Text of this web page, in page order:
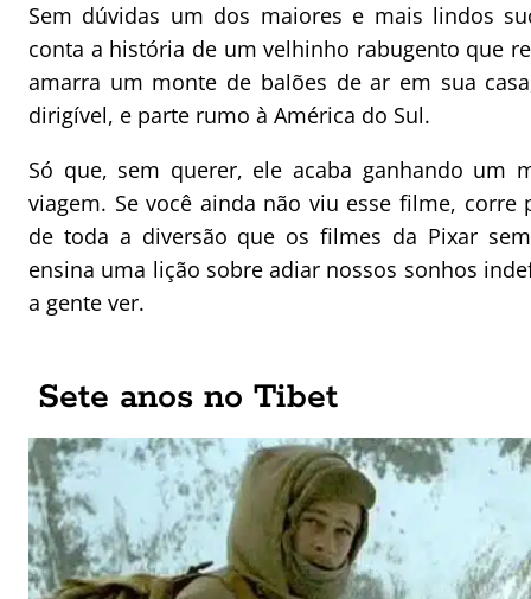
Sem dúvidas um dos maiores e mais lindos
conta a história de um velhinho rabugento que
amarra um monte de balões de ar em sua
dirigível, e parte rumo à América do Sul.
Só que, sem querer, ele acaba ganhando um
viagem. Se você ainda não viu esse filme, corre
de toda a diversão que os filmes da Pixar
ensina uma lição sobre adiar nossos sonhos
a gente ver.
Sete anos no Tibet